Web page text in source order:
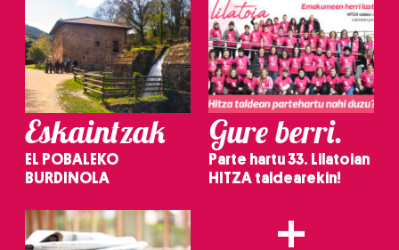
Eskaintzak
EL POBALEKO
BURDINOLA
Gure berri.
Parte hartu 33. Lilatoian
HITZA taldearekin!
+